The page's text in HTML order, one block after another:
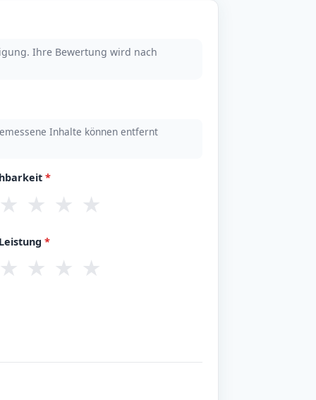
Ihre Bewertung wird nach
Inhalte können entfernt
*
★ ★ ★
*
★ ★ ★